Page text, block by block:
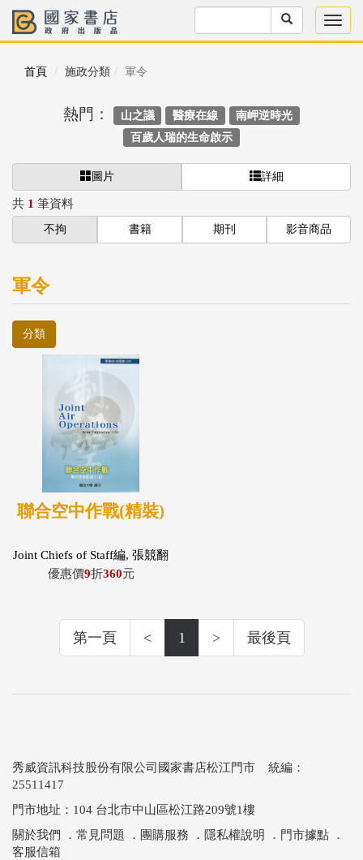
首頁 施政分類 軍令
熱門： 山之議 醫療在線
南岬逆時光
百歲人瑞的生命啟示
圖片 詳細
共 1 筆資料
不拘 書籍 期刊 影音商品
軍令
分類
聯合空中作戰(精裝)
Joint Chiefs of Staff編, 張競翻
譯
優惠價9折360元
第一頁 < 1 > 最後頁
秀威資訊科技股份有限公司國家書店松江門市 統編：
25511417
門市地址：104 台北市中山區松江路209號1樓
關於我們
． 常見問題 ． 團購服務 ． 隱私權說明 ． 門市據點 ．
客服信箱